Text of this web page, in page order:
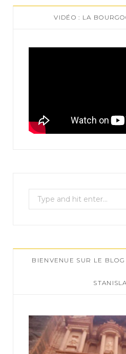
VIDÉO : LA
e
c
h
:
BIENVENUE SUR LE